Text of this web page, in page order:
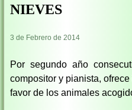
NIEVES
3 de Febrero de 2014
Por segundo año
compositor y pianista,
favor de los animales